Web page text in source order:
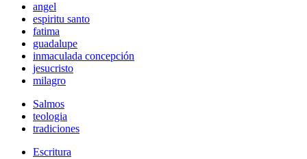
angel
espiritu santo
fatima
guadalupe
inmaculada concepción
jesucristo
milagro
Salmos
teologia
tradiciones
Escritura